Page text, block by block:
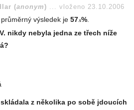
(anonym ) ... vloženo 23.10.2006
, průměrný výsledek je 57 .5%
nikdy nebyla jedna ze třech níže
z několika po sobě jdoucích